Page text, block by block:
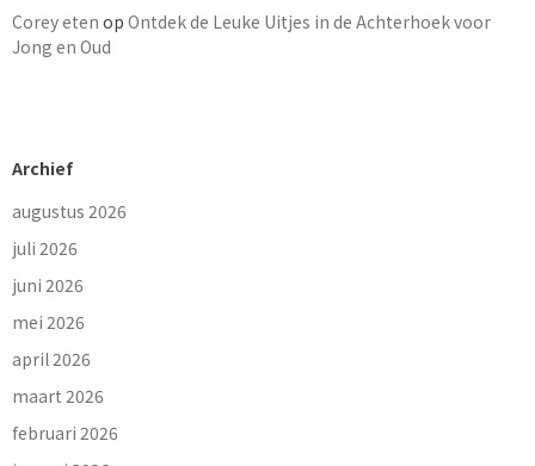
Corey eten op Ontdek de Leuke Uitjes in de Achterhoek voor
Jong en Oud
Archief
augustus 2026
juli 2026
juni 2026
mei 2026
april 2026
maart 2026
februari 2026